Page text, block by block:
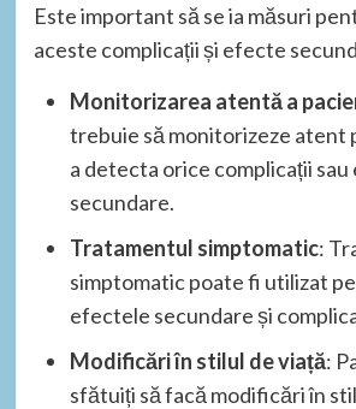
Este important să se ia măsuri
aceste complicații și efecte
Monitorizarea atentă a
trebuie să monitorizeze atent
a detecta orice complicații
secundare.
Tratamentul simptomatic:
simptomatic poate fi utilizat
efectele secundare și
Modificări în stilul de viață:
sfătuiți să facă modificări în